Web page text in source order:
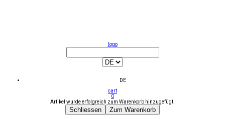
logo
DE
cart
0
Artikel wurde erfolgreich zum Warenkorb hinzugefügt.
Schliessen Zum Warenkorb